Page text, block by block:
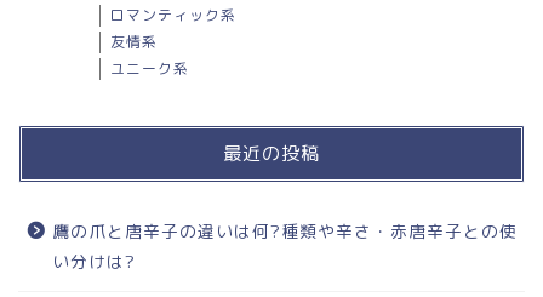
ロマンティック系
友情系
ユニーク系
最近の投稿
鷹の爪と唐辛子の違いは何?種類や辛さ・赤唐辛子との使
い分けは?